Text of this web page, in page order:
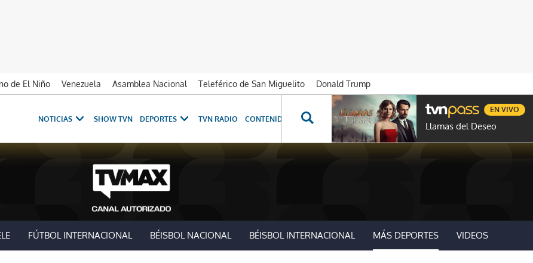
de El Niño Venezuela Asamblea Nacional Teleférico de San Miguelito
Donald Trump
NOTICIAS SHOW TVN DEPORTES TVN RADIO CONTENIDOS ESPECIALES NOVELAS PROGRAMAS GENTE TVN
Llamas del Deseo
EN VIVO
FÚTBOL INTERNACIONAL BÉISBOL NACIONAL BÉISBOL INTERNACIONAL MÁS DEPORTES VIDEOS